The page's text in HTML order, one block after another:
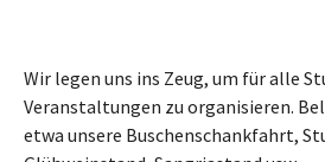
Wir legen uns ins Zeug, um für alle
Veranstaltungen zu organisieren.
etwa unsere Buschenschankfahrt,